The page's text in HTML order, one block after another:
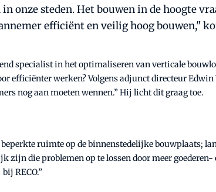
onze steden. Het bouwen in de hoogte
efficiënt en veilig hoog bouwen,"
specialist in het optimaliseren van verticale
efficiënter werken? Volgens adjunct directeur
nog aan moeten wennen.” Hij licht dit graag toe.
ruimte op de binnenstedelijke bouwplaats;
die problemen op te lossen door meer
RECO.”